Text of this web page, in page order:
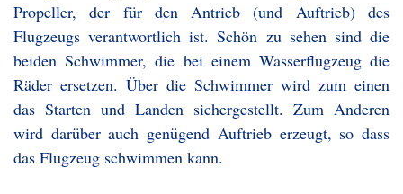
Propeller, der für den Antrieb (und Auftrieb) des
Flugzeugs verantwortlich ist. Schön zu sehen sind die
beiden Schwimmer, die bei einem Wasserflugzeug die
Räder ersetzen. Über die Schwimmer wird zum einen
das Starten und Landen sichergestellt. Zum Anderen
wird darüber auch genügend Auftrieb erzeugt, so dass
das Flugzeug schwimmen kann.